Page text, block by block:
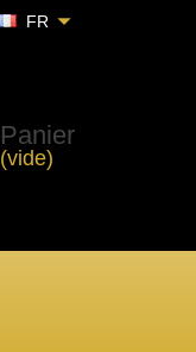
FR
Panier
(vide)